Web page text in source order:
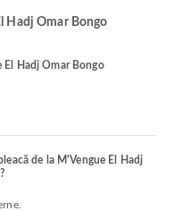
Hadj Omar Bongo
El Hadj Omar Bongo
de la M'Vengue El Hadj